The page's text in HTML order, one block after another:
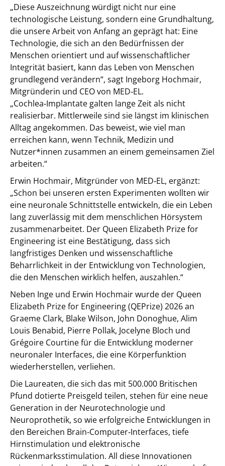
„Diese Auszeichnung würdigt nicht nur eine
technologische Leistung, sondern eine Grundhaltung,
die unsere Arbeit von Anfang an geprägt hat: Eine
Technologie, die sich an den Bedürfnissen der
Menschen orientiert und auf wissenschaftlicher
Integrität basiert, kann das Leben von Menschen
grundlegend verändern“, sagt Ingeborg Hochmair,
Mitgründerin und CEO von MED‑EL.
„Cochlea‑Implantate galten lange Zeit als nicht
realisierbar. Mittlerweile sind sie längst im klinischen
Alltag angekommen. Das beweist, wie viel man
erreichen kann, wenn Technik, Medizin und
Nutzer*innen zusammen an einem gemeinsamen Ziel
arbeiten.“
Erwin Hochmair, Mitgründer von MED‑EL, ergänzt:
„Schon bei unseren ersten Experimenten wollten wir
eine neuronale Schnittstelle entwickeln, die ein Leben
lang zuverlässig mit dem menschlichen Hörsystem
zusammenarbeitet. Der Queen Elizabeth Prize for
Engineering ist eine Bestätigung, dass sich
langfristiges Denken und wissenschaftliche
Beharrlichkeit in der Entwicklung von Technologien,
die den Menschen wirklich helfen, auszahlen.“
Neben Inge und Erwin Hochmair wurde der Queen
Elizabeth Prize for Engineering (QEPrize) 2026 an
Graeme Clark, Blake Wilson, John Donoghue, Alim
Louis Benabid, Pierre Pollak, Jocelyne Bloch und
Grégoire Courtine für die Entwicklung moderner
neuronaler Interfaces, die eine Körperfunktion
wiederherstellen, verliehen.
Die Laureaten, die sich das mit 500.000 Britischen
Pfund dotierte Preisgeld teilen, stehen für eine neue
Generation in der Neurotechnologie und
Neuroprothetik, so wie erfolgreiche Entwicklungen in
den Bereichen Brain‑Computer‑Interfaces, tiefe
Hirnstimulation und elektronische
Rückenmarksstimulation. All diese Innovationen